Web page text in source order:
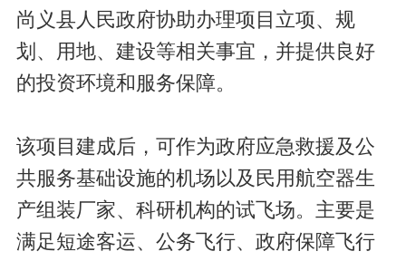
尚义县人民政府协助办理项目立项、规
划、用地、建设等相关事宜，并提供良好
的投资环境和服务保障。
该项目建成后，可作为政府应急救援及公
共服务基础设施的机场以及民用航空器生
产组装厂家、科研机构的试飞场。主要是
满足短途客运、公务飞行、政府保障飞行